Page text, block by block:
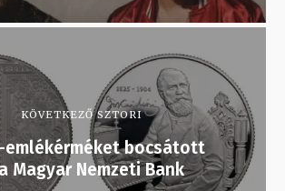
KÖVETKEZŐ SZTORI
emlékérméket bocsátott
Magyar Nemzeti Bank